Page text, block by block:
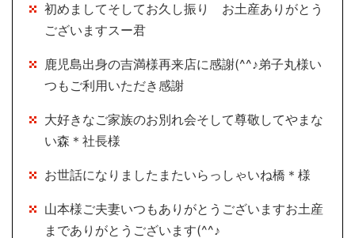
初めましてそしてお久し振り お土産ありがとう
ございますスー君
鹿児島出身の吉満様再来店に感謝(^^♪弟子丸様い
つもご利用いただき感謝
大好きなご家族のお別れ会そして尊敬してやまな
い森＊社長様
お世話になりましたまたいらっしゃいね橋＊様
山本様ご夫妻いつもありがとうございますお土産
までありがとうございます(^^♪